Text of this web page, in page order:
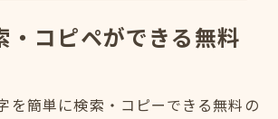
・コピペができる無料
を簡単に検索・コピーできる無料の